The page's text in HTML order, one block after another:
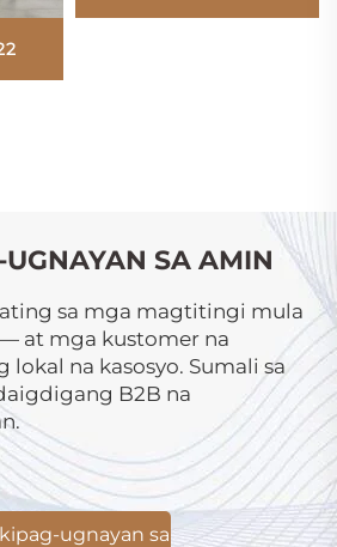
SA AMIN
sa mga magtitingi mula
at mga kustomer na
lokal na kasosyo. Sumali sa
B2B na
ugnayan sa